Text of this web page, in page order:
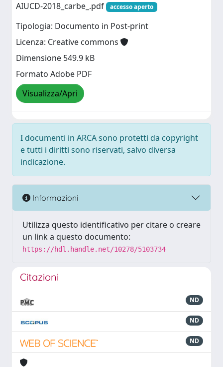
AIUCD-2018_carbe_.pdf
accesso aperto
Tipologia: Documento in Post-print
Licenza: Creative commons
Dimensione 549.9 kB
Formato Adobe PDF
Visualizza/Apri
I documenti in ARCA sono protetti da copyright
e tutti i diritti sono riservati, salvo diversa
indicazione.
Informazioni
Utilizza questo identificativo per citare o creare
un link a questo documento:
https://hdl.handle.net/10278/5103734
Citazioni
ND
ND
ND